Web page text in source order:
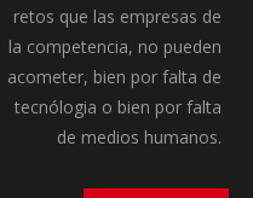
retos que las empresas de
la competencia, no pueden
acometer, bien por falta de
tecnólogia o bien por falta
de medios humanos.